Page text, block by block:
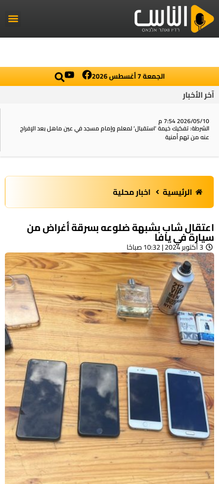
الجمعة 7 أغسطس 2026
آخر الأخبار
2026/05/10 7:54 م
الشرطة: تفكيك خيمة ‘استقبال‘ لمعلم وإمام مسجد في عين ماهل بعد الإفراج
عنه من تهم أمنية
الرئيسية اخبار محلية
اعتقال شاب بشبهة ضلوعه بسرقة أغراض من
سيارة في يافا
3 أكتوبر 2024 | 10:32 صباحًا